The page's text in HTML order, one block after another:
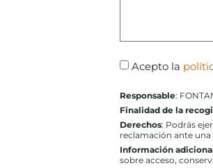
Acepto la
Responsable:
Finalidad de la
Derechos: Podrás
reclamación ante
Información
sobre acceso,